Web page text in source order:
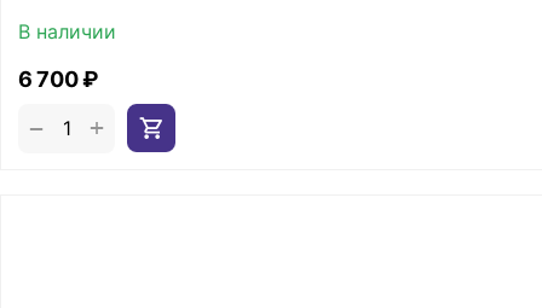
В наличии
6 700₽
+
−